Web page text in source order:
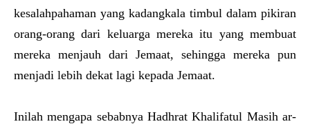
kesalahpahaman yang kadangkala timbul dalam pikiran
orang-orang dari keluarga mereka itu yang membuat
mereka menjauh dari Jemaat, sehingga mereka pun
menjadi lebih dekat lagi kepada Jemaat.
Inilah mengapa sebabnya Hadhrat Khalifatul Masih ar-